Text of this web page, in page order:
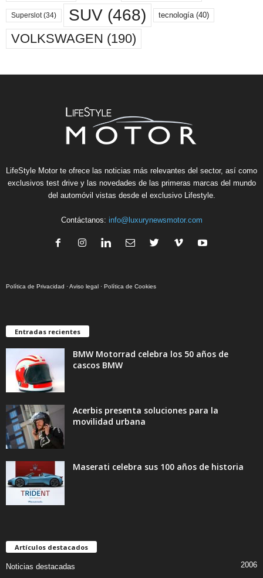
Superslot(34) SUV (468) tecnología(40)
VOLKSWAGEN (190)
LifeStyle Motor te ofrece las noticias más relevantes del sector, así como
exclusivos test drive y las novedades de las primeras marcas del mundo
del automóvil vistas desde el exclusivo Lifestyle.
Contáctanos: info@luxurynewsmotor.com
Política de Privacidad ·Aviso legal · Política de Cookies
Entradas recientes
BMW Motorrad celebra los 50 años de
cascos BMW
Acerbis presenta soluciones para la
movilidad urbana
Maserati celebra sus 100 años de historia
Artículos destacados
Noticias destacadas 2006